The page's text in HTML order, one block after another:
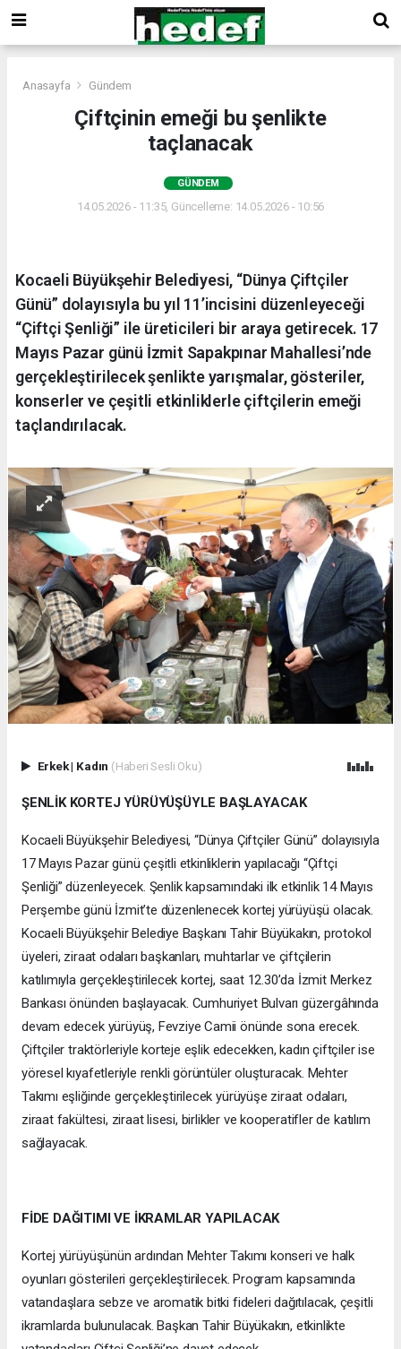
Anasayfa Gündem
Çiftçinin emeği bu şenlikte
taçlanacak
GÜNDEM
14.05.2026 - 11:35, Güncelleme: 14.05.2026 - 10:56
Kocaeli Büyükşehir Belediyesi, “Dünya Çiftçiler
Günü” dolayısıyla bu yıl 11’incisini düzenleyeceği
“Çiftçi Şenliği” ile üreticileri bir araya getirecek. 17
Mayıs Pazar günü İzmit Sapakpınar Mahallesi’nde
gerçekleştirilecek şenlikte yarışmalar, gösteriler,
konserler ve çeşitli etkinliklerle çiftçilerin emeği
taçlandırılacak.
Erkek| Kadın (Haberi Sesli Oku)
ŞENLİK KORTEJ YÜRÜYÜŞÜYLE BAŞLAYACAK
Kocaeli Büyükşehir Belediyesi, “Dünya Çiftçiler Günü” dolayısıyla
17 Mayıs Pazar günü çeşitli etkinliklerin yapılacağı “Çiftçi
Şenliği” düzenleyecek. Şenlik kapsamındaki ilk etkinlik 14 Mayıs
Perşembe günü İzmit’te düzenlenecek kortej yürüyüşü olacak.
Kocaeli Büyükşehir Belediye Başkanı Tahir Büyükakın, protokol
üyeleri, ziraat odaları başkanları, muhtarlar ve çiftçilerin
katılımıyla gerçekleştirilecek kortej, saat 12.30’da İzmit Merkez
Bankası önünden başlayacak. Cumhuriyet Bulvarı güzergâhında
devam edecek yürüyüş, Fevziye Camii önünde sona erecek.
Çiftçiler traktörleriyle korteje eşlik edecekken, kadın çiftçiler ise
yöresel kıyafetleriyle renkli görüntüler oluşturacak. Mehter
Takımı eşliğinde gerçekleştirilecek yürüyüşe ziraat odaları,
ziraat fakültesi, ziraat lisesi, birlikler ve kooperatifler de katılım
sağlayacak.
FİDE DAĞITIMI VE İKRAMLAR YAPILACAK
Kortej yürüyüşünün ardından Mehter Takımı konseri ve halk
oyunları gösterileri gerçekleştirilecek. Program kapsamında
vatandaşlara sebze ve aromatik bitki fideleri dağıtılacak, çeşitli
ikramlarda bulunulacak. Başkan Tahir Büyükakın, etkinlikte